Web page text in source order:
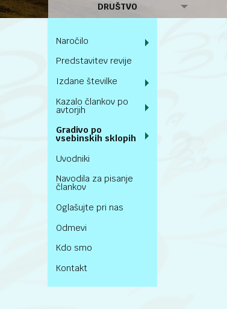
DRUŠTVO
Naročilo
Predstavitev revije
Izdane številke
Kazalo člankov po
avtorjih
Gradivo po
vsebinskih sklopih
Uvodniki
Navodila za pisanje
člankov
Oglašujte pri nas
Odmevi
Kdo smo
Kontakt